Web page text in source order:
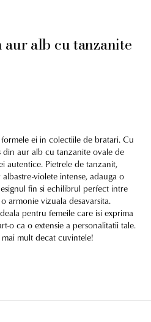
alb cu tanzanite
ei in colectiile de bratari. Cu
din aur alb cu tanzanite ovale de
autentice. Pietrele de tanzanit,
violete intense, adauga o
fin si echilibrul perfect intre
armonie vizuala desavarsita.
pentru femeile care isi exprima
o ca o extensie a personalitatii tale.
mult decat cuvintele!